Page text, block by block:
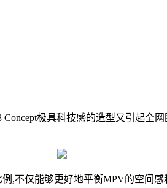
极具科技感的造型又引起全网
仅能够更好地平衡MPV的空间